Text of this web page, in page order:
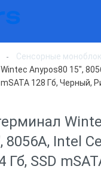
Сенсорные
Anypos80 15",
mSATA 128 Гб, Черный,
8056A, Intel
Гб, SSD